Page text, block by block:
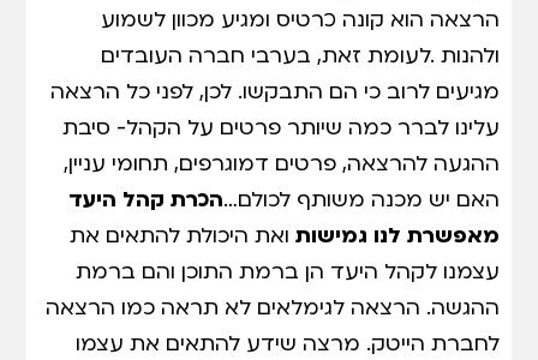
הרצאה הוא קונה כרטיס ומגיע מכוון לשמוע
ולהנות .לעומת זאת, בערבי חברה העובדים
מגיעים לרוב כי הם התבקשו. לכן, לפני כל הרצאה
עלינו לברר כמה שיותר פרטים על הקהל- סיבת
ההגעה להרצאה, פרטים דמוגרפים, תחומי עניין,
האם יש מכנה משותף לכולם…הכרת קהל היעד
מאפשרת לנו גמישות ואת היכולת להתאים את
עצמנו לקהל היעד הן ברמת התוכן והם ברמת
ההגשה. הרצאה לגימלאים לא תראה כמו הרצאה
לחברת הייטק. מרצה שידע להתאים את עצמו